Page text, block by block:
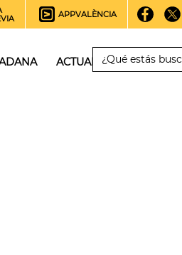
APPVALÈNCIA
ACTUALIDAD